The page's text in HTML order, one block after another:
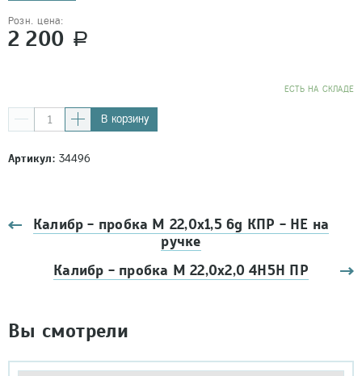
Розн. цена:
2 200 a
EСТЬ НА СКЛАДЕ
В корзину
Артикул:34496
Калибр - пробка М 22,0х1,5 6g КПР - НЕ на
ручке
Калибр - пробка М 22,0х2,0 4Н5Н ПР
Вы смотрели